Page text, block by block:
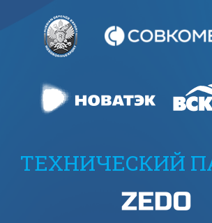
ТЕХНИЧЕСКИЙ